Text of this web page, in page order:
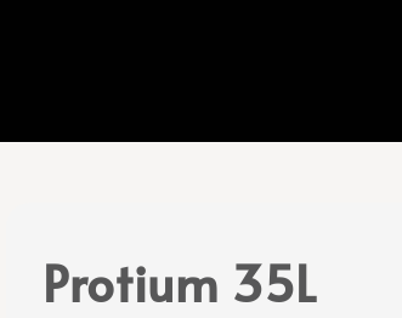
Protium 35L